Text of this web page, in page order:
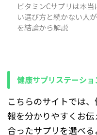
い方 サプリ選びで迷っている
方 日々の健康維持を目指す方
どの世代の方にも役立つ内容
ビタミンCサプリは本
い選び方と続かない人
を結論から解説
健康サプリステーシ
こちらのサイトでは
報を分かりやすくお
合ったサプリを選べ